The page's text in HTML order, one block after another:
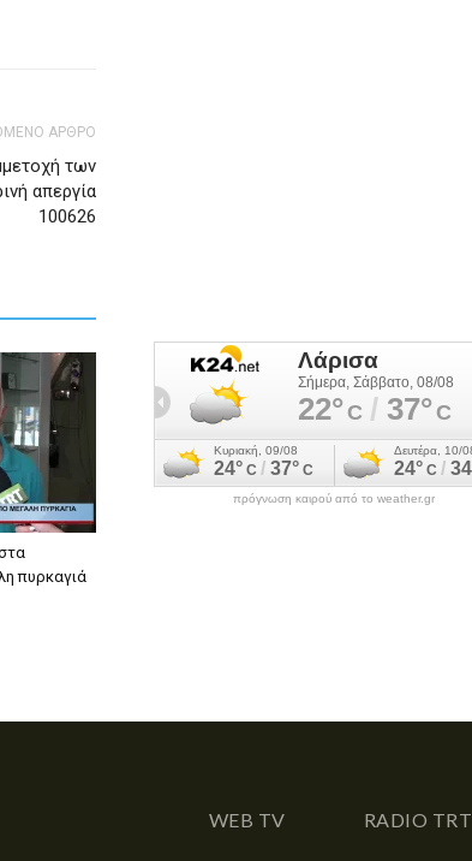
ΑΡΘΡΟ
των
απεργία
100626
πυρκαγιά
πρόγνωση καιρού από το weather.gr
WEB TV RADIO TRT